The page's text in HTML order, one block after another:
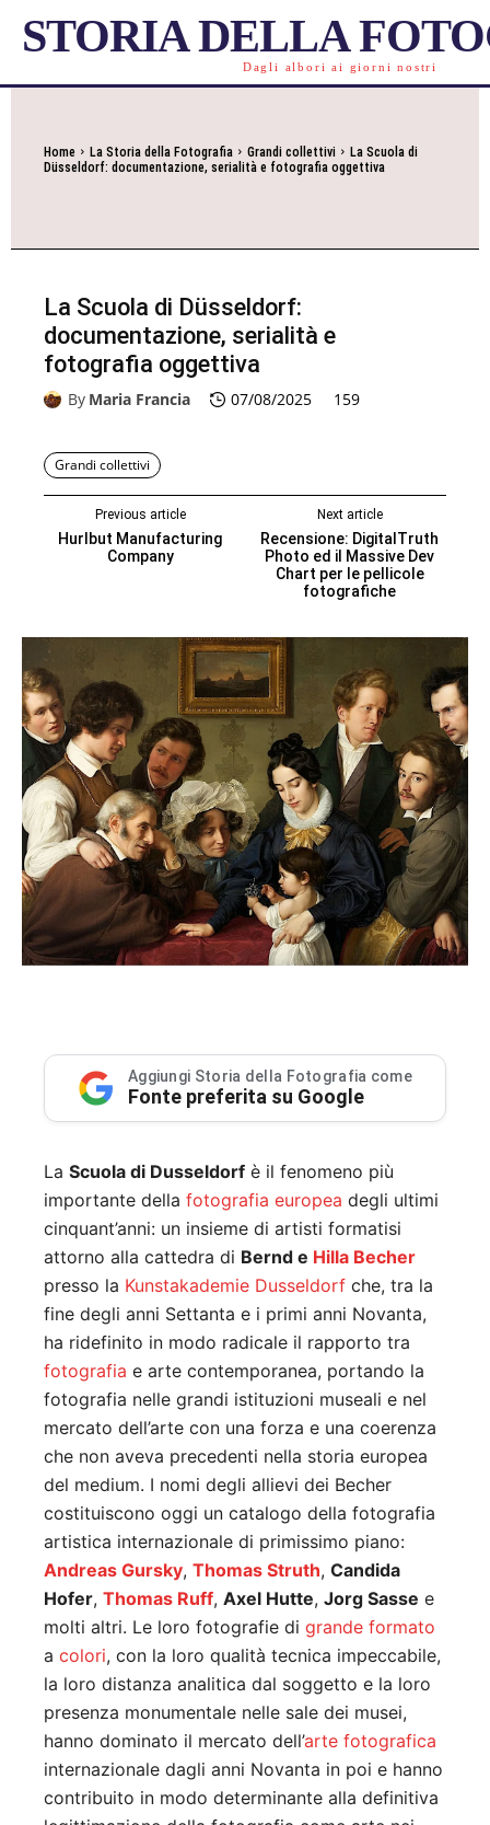
STORIA DELLA
Dagli albori ai giorni nostri
Home La Storia della Fotografia Grandi collettivi
La Scuola di
Düsseldorf: documentazione, serialità e fotografia oggettiva
La Scuola di Düsseldorf:
documentazione, serialità e
fotografia oggettiva
By Maria Francia 07/08/2025 159
Grandi collettivi
Previous article
Hurlbut Manufacturing
Company
Next article
Recensione: DigitalTruth
Photo ed il Massive Dev
Chart per le pellicole
fotografiche
Aggiungi Storia della Fotografia come
Fonte preferita su Google
La Scuola di Dusseldorf è il fenomeno più
importante della fotografia europea degli ultimi
cinquant’anni: un insieme di artisti formatisi
attorno alla cattedra di Bernd e Hilla Becher
presso la Kunstakademie Dusseldorf che, tra la
fine degli anni Settanta e i primi anni Novanta,
ha ridefinito in modo radicale il rapporto tra
fotografia e arte contemporanea, portando la
fotografia nelle grandi istituzioni museali e nel
mercato dell’arte con una forza e una coerenza
che non aveva precedenti nella storia europea
del medium. I nomi degli allievi dei Becher
costituiscono oggi un catalogo della fotografia
artistica internazionale di primissimo piano:
Andreas Gursky, Thomas Struth, Candida
Hofer, Thomas Ruff, Axel Hutte, Jorg Sasse e
molti altri. Le loro fotografie di grande formato
a colori, con la loro qualità tecnica impeccabile,
la loro distanza analitica dal soggetto e la loro
presenza monumentale nelle sale dei musei,
hanno dominato il mercato dell’arte fotografica
internazionale dagli anni Novanta in poi e hanno
contribuito in modo determinante alla definitiva